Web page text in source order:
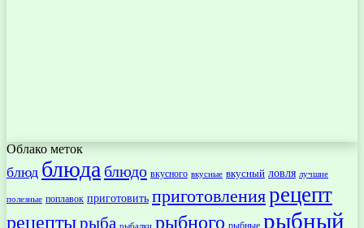
Облако меток
блюд блюда блюдо вкусного вкусные вкусный ловля лучшие
полезные поплавок приготовить приготовлениярецепт
рецептырыба рыбалки рыбного рыбные рыбный